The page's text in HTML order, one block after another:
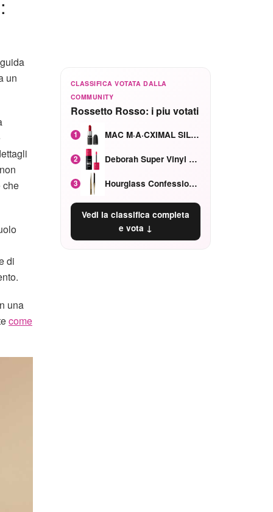
un
che
di
una
come
CLASSIFICA VOTATA DALLA
COMMUNITY
Rossetto Rosso: i piu votati
1 MAC M·A·CXIMAL SILKY MATTE Red Rock mat
2 Deborah Super Vinyl Shake Rosa Ciliegia
3 Hourglass Confession Ricaricabile Ultra Preciso Ad Alta Intensità Secretly Classic Red
Vedi la classifica completa
e vota ↓